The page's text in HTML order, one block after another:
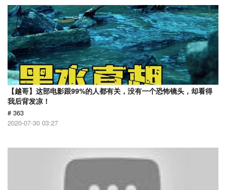
【越哥】这部电影跟99%的人都有关，没有一个恐怖镜头，却看得
我后背发凉！
# 363
2020-07-30 03:27